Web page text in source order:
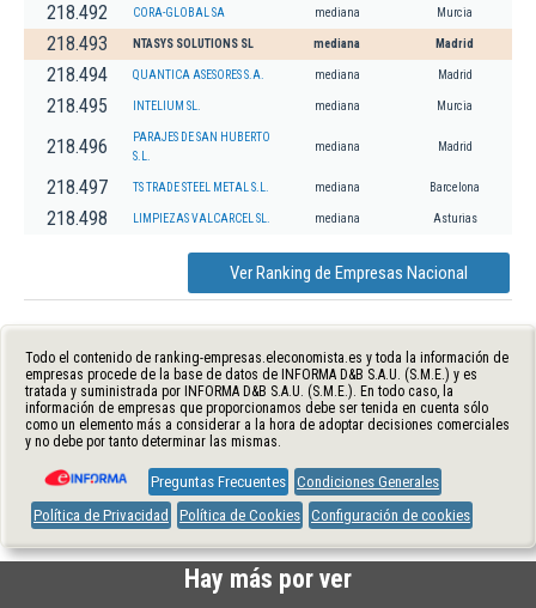
218.492 CORA-GLOBAL SA mediana Murcia
218.493 NTASYS SOLUTIONS SL mediana Madrid
218.494 QUANTICA ASESORES S.A. mediana Madrid
218.495 INTELIUM SL. mediana Murcia
218.496
PARAJES DE SAN HUBERTO
S.L.
mediana Madrid
218.497 TS TRADE STEEL METAL S.L. mediana Barcelona
218.498 LIMPIEZAS VALCARCEL SL. mediana Asturias
Ver Ranking de Empresas Nacional
Todo el contenido de ranking-empresas.eleconomista.es y toda la información de
empresas procede de la base de datos de INFORMA D&B S.A.U. (S.M.E.) y es
tratada y suministrada por INFORMA D&B S.A.U. (S.M.E.). En todo caso, la
información de empresas que proporcionamos debe ser tenida en cuenta sólo
como un elemento más a considerar a la hora de adoptar decisiones comerciales
y no debe por tanto determinar las mismas.
Preguntas Frecuentes Condiciones Generales
Política de Privacidad
Política de Cookies Configuración de cookies
Hay más por ver